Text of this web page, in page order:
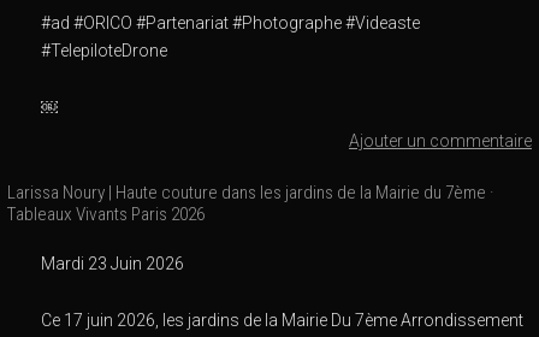
#ad #ORICO #Partenariat #Photographe #Videaste
#TelepiloteDrone
￼
Ajouter un commentaire
Larissa Noury | Haute couture dans les jardins de la Mairie du 7ème ·
Tableaux Vivants Paris 2026
Mardi 23 Juin 2026
Ce 17 juin 2026, les jardins de la Mairie Du 7ème Arrondissement